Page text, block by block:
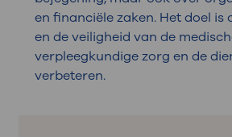
en financiële zaken. Het doel is
en de veiligheid van de
verpleegkundige zorg en de
verbeteren.